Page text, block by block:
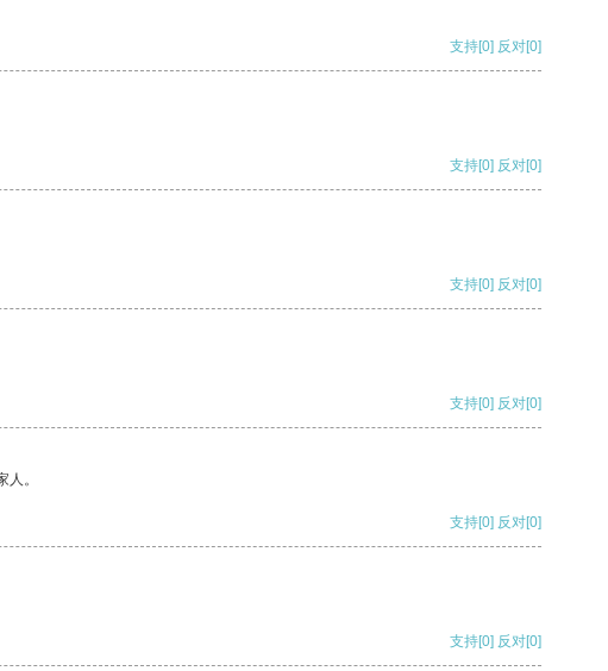
支持[0] 反对[0]
支持[0] 反对[0]
支持[0] 反对[0]
支持[0] 反对[0]
。
支持[0] 反对[0]
支持[0] 反对[0]